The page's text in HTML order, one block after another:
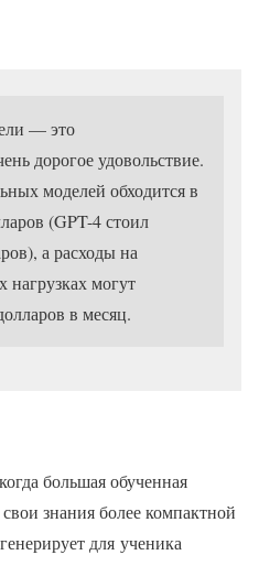
— это
дорогое удовольствие.
моделей обходится в
(GPT-4 стоил
а расходы на
могут
в месяц.
большая обученная
знания более компактной
для ученика